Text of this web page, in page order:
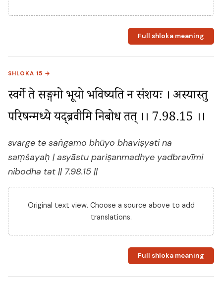
Full shloka meaning
SHLOKA 15 →
स्वर्गे ते सङ्गमो भूयो भविष्यति न संशयः । अस्यास्तु
परिषन्मध्ये यद्ब्रवीमि निबोध तत् ।। 7.98.15 ।।
svarge te saṅgamo bhūyo bhaviṣyati na
saṃśayaḥ | asyāstu pariṣanmadhye yadbravīmi
nibodha tat || 7.98.15 ||
Original text view. Choose a source above to add
translations.
Full shloka meaning